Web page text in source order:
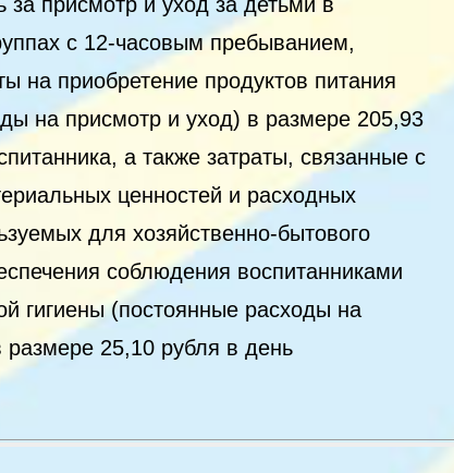
с 12-часовым пребыванием,
на приобретение продуктов питания
на присмотр и уход) в размере 205,93
а также затраты, связанные с
ценностей и расходных
для хозяйственно-бытового
соблюдения воспитанниками
гигиены (постоянные расходы на
размере 25,10 рубля в день